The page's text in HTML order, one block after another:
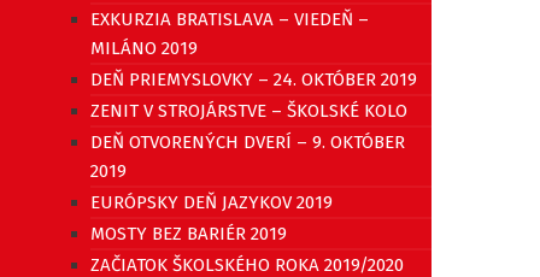
EXKURZIA BRATISLAVA – VIEDEŇ –
MILÁNO 2019
DEŇ PRIEMYSLOVKY – 24. OKTÓBER 2019
ZENIT V STROJÁRSTVE – ŠKOLSKÉ KOLO
DEŇ OTVORENÝCH DVERÍ – 9. OKTÓBER
2019
EURÓPSKY DEŇ JAZYKOV 2019
MOSTY BEZ BARIÉR 2019
ZAČIATOK ŠKOLSKÉHO ROKA 2019/2020